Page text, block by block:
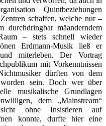
Quintbeziehungen
schaffen, welche nur –
durchdringbar mäanderndem
– stets schnell wieder
Erdmann-Musik ließ er
und miterleben. Der Vortrag
mit Vorkenntnissen
dürften von dem
sein. Doch wer über
musikalische Grundlagen
dem „Mainstream“
ohne Insistieren auf
konnte, durfte hier eine